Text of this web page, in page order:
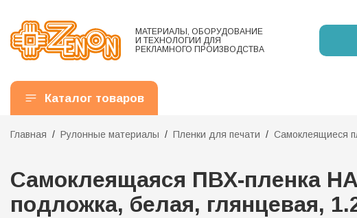
МАТЕРИАЛЫ, ОБОРУДОВАНИЕ
И ТЕХНОЛОГИИ ДЛЯ
РЕКЛАМНОГО ПРОИЗВОДСТВА
Каталог товаров
Главная Рулонные материалы Пленки для печати Самоклеящиеся
Самоклеящаяся ПВХ-пленка
подложка, белая, глянцевая,